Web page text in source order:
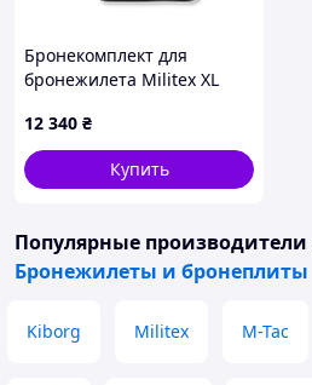
Бронекомплект для
бронежилета Militex XL
отдела/камербанды) 1
класс
12 340 ₴
Купить
Популярные производители
Бронежилеты и бронеплиты
Kiborg Militex M-Tac